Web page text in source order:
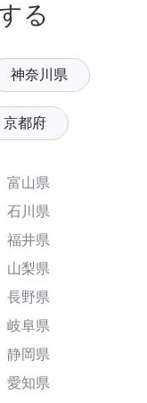
る
神奈川県
京都府
富山県
石川県
福井県
山梨県
長野県
岐阜県
静岡県
愛知県